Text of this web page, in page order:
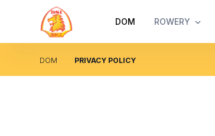
DOM ROWERY
DOM PRIVACY POLICY